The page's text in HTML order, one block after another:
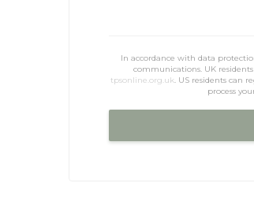
In accordance with data
communications. UK
tpsonline.org.uk. US residents can
process